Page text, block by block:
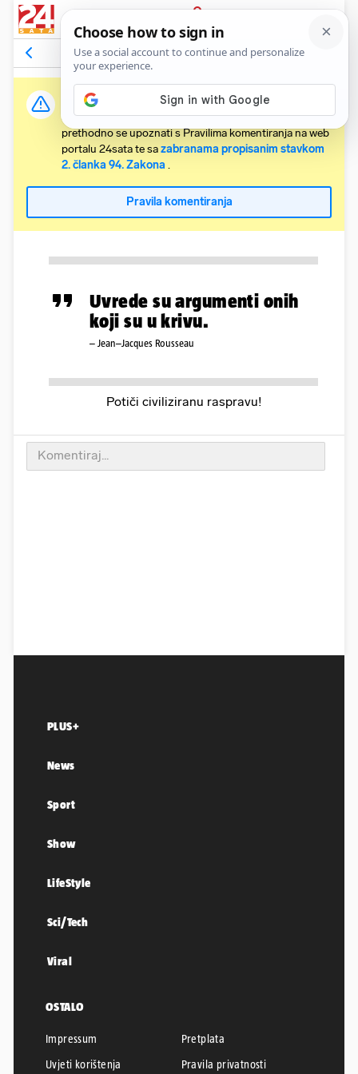
PRIJAVA
Komentari Relevantni
Važna obavijest:
Svaki korisnik koji želi komentirati članke obvezan je
prethodno se upoznati s Pravilima komentiranja na web
portalu 24sata te sazabranama propisanim stavkom
2. članka 94. Zakona .
Pravila komentiranja
Uvrede su argumenti onih
koji su u krivu.
– Jean–Jacques Rousseau
Potiči civiliziranu raspravu!
PLUS+
News
Sport
Show
LifeStyle
Sci/Tech
Viral
OSTALO
Impressum
Pretplata
Uvjeti korištenja
Pravila privatnosti